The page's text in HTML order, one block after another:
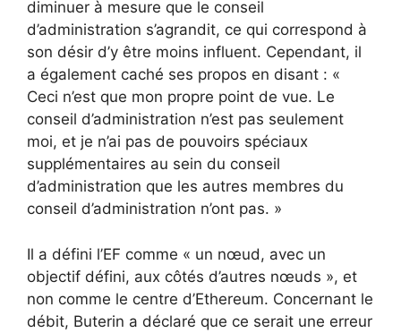
diminuer à mesure que le conseil
d’administration s’agrandit, ce qui correspond à
son désir d’y être moins influent. Cependant, il
a également caché ses propos en disant : «
Ceci n’est que mon propre point de vue. Le
conseil d’administration n’est pas seulement
moi, et je n’ai pas de pouvoirs spéciaux
supplémentaires au sein du conseil
d’administration que les autres membres du
conseil d’administration n’ont pas. »
Il a défini l’EF comme « un nœud, avec un
objectif défini, aux côtés d’autres nœuds », et
non comme le centre d’Ethereum. Concernant le
débit, Buterin a déclaré que ce serait une erreur